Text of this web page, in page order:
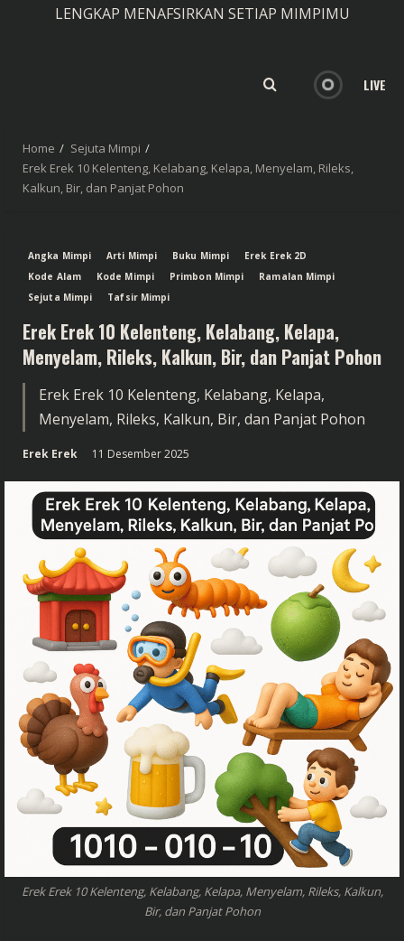
LENGKAP MENAFSIRKAN SETIAP MIMPIMU
LIVE
Home
Sejuta Mimpi
Erek Erek 10 Kelenteng, Kelabang, Kelapa, Menyelam, Rileks,
Kalkun, Bir, dan Panjat Pohon
Angka Mimpi Arti Mimpi Buku Mimpi
Erek Erek 2D
Kode Alam
Kode Mimpi Primbon Mimpi
Ramalan Mimpi
Sejuta Mimpi
Tafsir Mimpi
Erek Erek 10 Kelenteng, Kelabang, Kelapa,
Menyelam, Rileks, Kalkun, Bir, dan Panjat Pohon
Erek Erek 10 Kelenteng, Kelabang, Kelapa,
Menyelam, Rileks, Kalkun, Bir, dan Panjat Pohon
Erek Erek 11 Desember 2025
Erek Erek 10 Kelenteng, Kelabang, Kelapa, Menyelam, Rileks, Kalkun,
Bir, dan Panjat Pohon